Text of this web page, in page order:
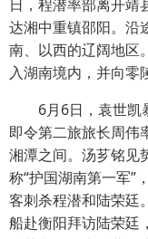
日，程潜率部离开靖
达湘中重镇邵阳。沿
南、以西的辽阔地区
入湖南境内，并向零
6月6日，袁世凯暴
即令第二旅旅长周伟
湘潭之间。汤芗铭见
称“护国湖南第一军”
客刺杀程潜和陆荣廷
船赴衡阳拜访陆荣廷